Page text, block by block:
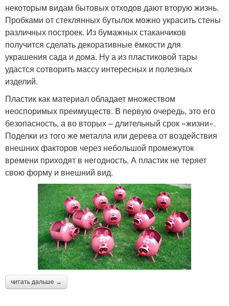
некоторым видам бытовых отходов дают вторую жизнь.
Пробками от стеклянных бутылок можно украсить стены
различных построек. Из бумажных стаканчиков
получится сделать декоративные ёмкости для
украшения сада и дома. Ну а из пластиковой тары
удастся сотворить массу интересных и полезных
изделий.
Пластик как материал обладает множеством
неоспоримых преимуществ. В первую очередь, это его
безопасность, а во вторых – длительный срок «жизни».
Поделки из того же металла или дерева от воздействия
внешних факторов через небольшой промежуток
времени приходят в негодность. А пластик не теряет
свою форму и внешний вид.
читать дальше →